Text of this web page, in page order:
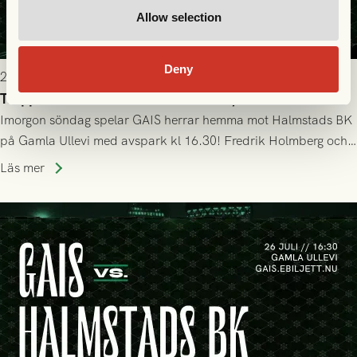
Allow selection
Deny
2026-07-25 19:00
Truppen till GAIS - Halmstads BK 26/7
Imorgon söndag spelar GAIS herrar hemma mot Halmstads BK
på Gamla Ullevi med avspark kl 16.30! Fredrik Holmberg och
ledarstaben har tagit ut följande trupp till matchen:
Läs mer